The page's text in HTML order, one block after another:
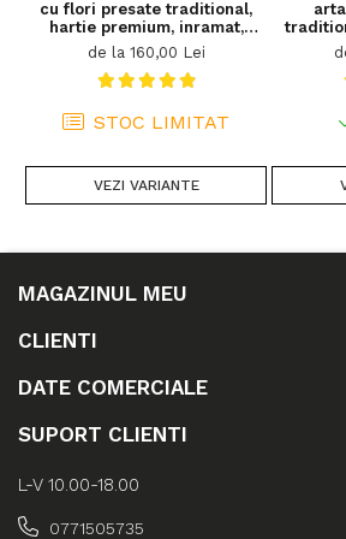
discuta despre compozitii de arta
potriveasca perfect cu viziunea ta de
cu flori presate traditional,
hartie premium, inramat,
dimensiuni personalizate,
cadou ideal pentru casa
de la 160,00 Lei
STOC LIMITAT
VEZI VARIANTE
MAGAZINUL MEU
CLIENTI
DATE COMERCIALE
SUPORT CLIENTI
L-V 10.00-18.00
0771505735